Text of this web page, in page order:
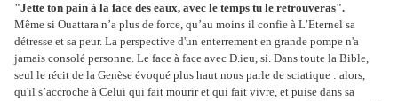
"Jette ton pain à la face des eaux, avec le temps tu le retrouveras".
Même si Ouattara n’a plus de force, qu’au moins il confie à L’Eternel sa
détresse et sa peur. La perspective d'un enterrement en grande pompe n'a
jamais consolé personne. Le face à face avec D.ieu, si. Dans toute la Bible,
seul le récit de la Genèse évoqué plus haut nous parle de sciatique : alors,
qu'il s’accroche à Celui qui fait mourir et qui fait vivre, et puise dans sa